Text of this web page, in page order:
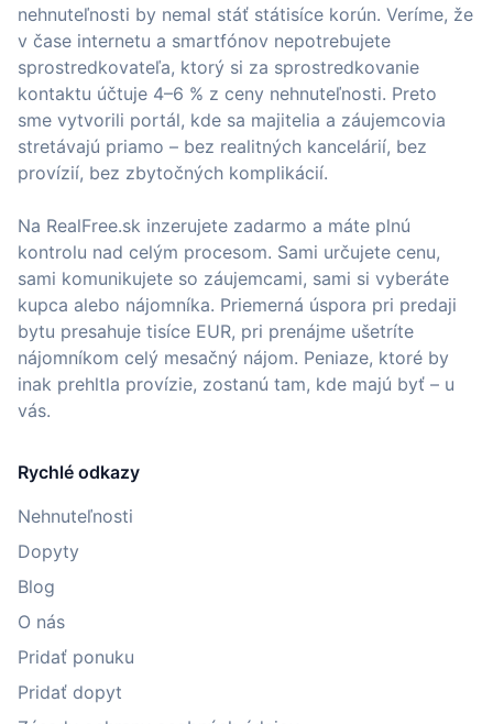
nehnuteľnosti by nemal stáť státisíce korún. Veríme, že
v čase internetu a smartfónov nepotrebujete
sprostredkovateľa, ktorý si za sprostredkovanie
kontaktu účtuje 4–6 % z ceny nehnuteľnosti. Preto
sme vytvorili portál, kde sa majitelia a záujemcovia
stretávajú priamo – bez realitných kancelárií, bez
provízií, bez zbytočných komplikácií.
Na RealFree.sk inzerujete zadarmo a máte plnú
kontrolu nad celým procesom. Sami určujete cenu,
sami komunikujete so záujemcami, sami si vyberáte
kupca alebo nájomníka. Priemerná úspora pri predaji
bytu presahuje tisíce EUR, pri prenájme ušetríte
nájomníkom celý mesačný nájom. Peniaze, ktoré by
inak prehltla provízie, zostanú tam, kde majú byť – u
vás.
Rychlé odkazy
Nehnuteľnosti
Dopyty
Blog
O nás
Pridať ponuku
Pridať dopyt